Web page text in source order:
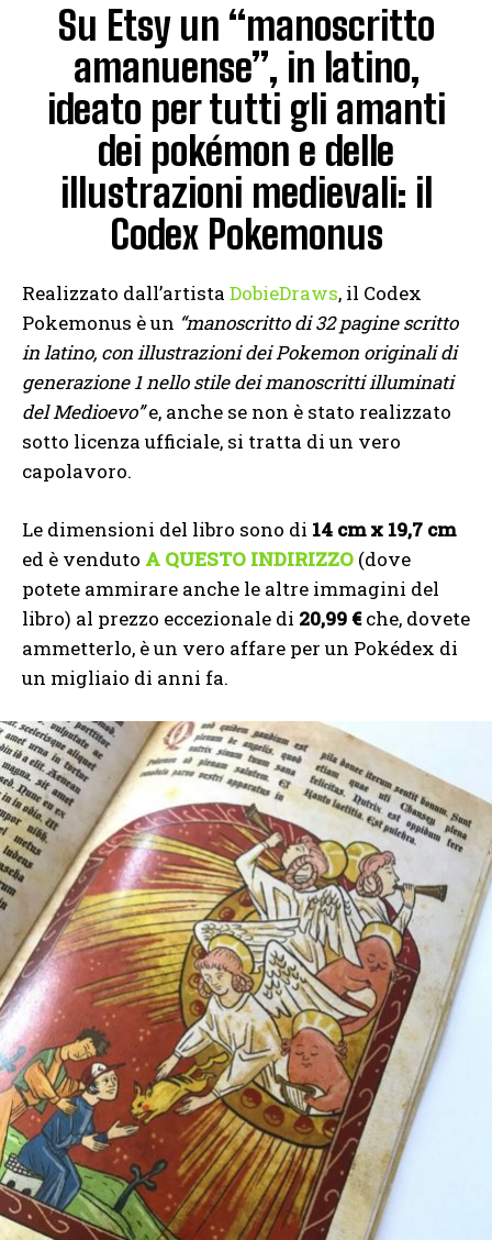
Su Etsy un “manoscritto
amanuense”, in latino,
ideato per tutti gli amanti
dei pokémon e delle
illustrazioni medievali: il
Codex Pokemonus
Realizzato dall’artista DobieDraws, il Codex
Pokemonus è un “manoscritto di 32 pagine scritto
in latino, con illustrazioni dei Pokemon originali di
generazione 1 nello stile dei manoscritti illuminati
del Medioevo”e, anche se non è stato realizzato
sotto licenza ufficiale, si tratta di un vero
capolavoro.
Le dimensioni del libro sono di 14 cm x 19,7 cm
ed è venduto A QUESTO INDIRIZZO (dove
potete ammirare anche le altre immagini del
libro) al prezzo eccezionale di 20,99 €che, dovete
ammetterlo, è un vero affare per un Pokédex di
un migliaio di anni fa.